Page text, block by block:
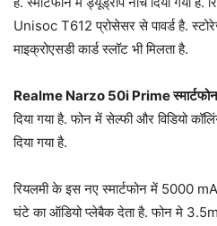
Unisoc T612 प्रोसेसर से पावर्ड है.
माइक्रोएसडी कार्ड स्लॉट भी मिलता है.
Realme Narzo 50i Prime स्मार्टफोन
दिया गया है. फोन में सेल्फी और विडियो
दिया गया है.
रियलमी के इस नए स्मार्टफोन में 5000
घंटे का ऑडियो प्लेबैक देता है. फोन मे